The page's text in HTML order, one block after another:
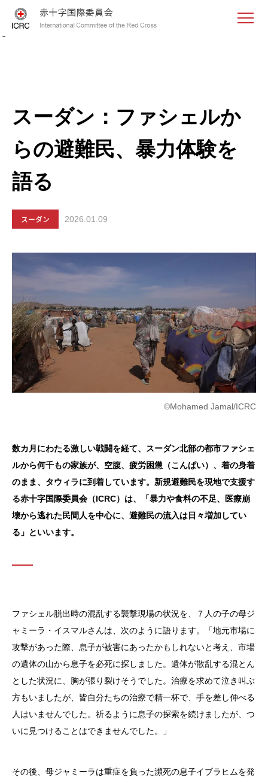
<
スーダン：ファシェルか
らの避難民、暴力体験を
語る
スーダン 2026.01.09
©Mohamed Jamal/ICRC
数カ月にわたる激しい戦闘を経て、スーダン北部の都市ファシェ
ルから何千もの家族が、空腹、疲労困憊（こんぱい）、着の身着
のまま、タウィラに到着しています。新規避難民を現地で支援す
る赤十字国際委員会（ICRC）は、「暴力や食料の不足、医療崩
壊から逃れた民間人を中心に、避難民の流入は日々増加してい
る」といいます。
ファシェル脱出時の混乱する襲撃現場の状況を、７人の子の母ジ
ャミーラ・イスマルさんは、次のように語ります。「地元市場に
攻撃があった際、息子が被害にあったかもしれないと考え、市場
の遺体の山から息子を必死に探しました。遺体が散乱する混とん
とした状況に、胸が張り裂けそうでした。治療を求めて泣き叫ぶ
方もいましたが、皆自分たちの治療で精一杯で、手を差し伸べる
人はいませんでした。祈るように息子の探索を続けましたが、つ
いに見つけることはできませんでした。」
その後、母ジャミーラは重症を負った瀕死の息子イブラヒムを発